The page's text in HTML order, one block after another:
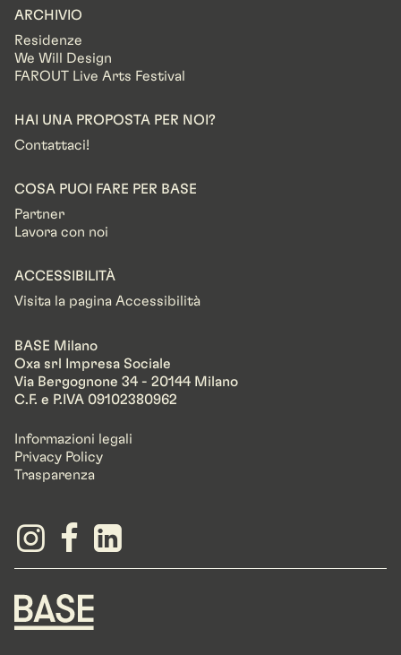
ARCHIVIO
Residenze
We Will Design
FAROUT Live Arts Festival
HAI UNA PROPOSTA PER NOI?
Contattaci!
COSA PUOI FARE PER BASE
Partner
Lavora con noi
ACCESSIBILITÀ
Visita la pagina Accessibilità
BASE Milano
Oxa srl Impresa Sociale
Via Bergognone 34 - 20144 Milano
C.F. e P.IVA 09102380962
Informazioni legali
Privacy Policy
Trasparenza